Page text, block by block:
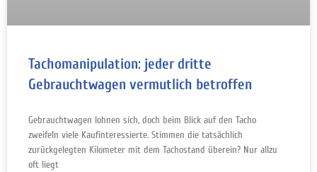
Tachomanipulation: jeder dritte
Gebrauchtwagen vermutlich betroffen
Gebrauchtwagen lohnen sich, doch beim Blick auf den Tacho
zweifeln viele Kaufinteressierte. Stimmen die tatsächlich
zurückgelegten Kilometer mit dem Tachostand überein? Nur allzu
oft liegt